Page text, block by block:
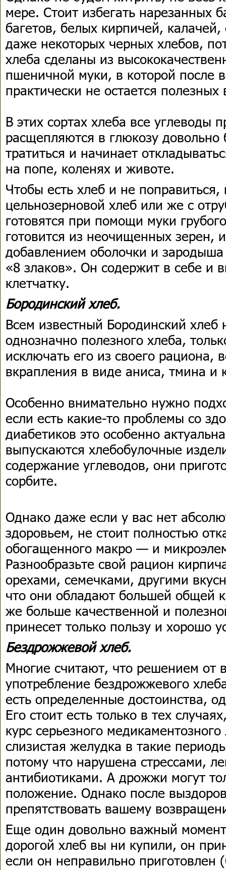
мере. Стоит избегать нарезанных
багетов, белых кирпичей,
даже некоторых черных хлебов,
хлеба сделаны из
пшеничной муки, в которой после
практически не остается полезных
В этих сортах хлеба все углеводы
расщепляются в глюкозу довольно
тратиться и начинает
на попе, коленях и животе.
Чтобы есть хлеб и не
цельнозерновой хлеб или же с
готовятся при помощи муки
готовится из неочищенных зерен,
добавлением оболочки и
«8 злаков». Он содержит в себе и
клетчатку.
Бородинский хлеб.
Всем известный Бородинский хлеб
однозначно полезного хлеба,
исключать его из своего рациона,
вкрапления в виде аниса, тмина и
Особенно внимательно нужно
если есть какие-то проблемы со
диабетиков это особенно
выпускаются хлебобулочные
содержание углеводов, они
сорбите.
Однако даже если у вас нет
здоровьем, не стоит полностью
обогащенного макро — и
Разнообразьте свой рацион
орехами, семечками, другими
что они обладают большей общей
же больше качественной и
принесет только пользу и хорошо
Бездрожжевой хлеб.
Многие считают, что решением от
употребление бездрожжевого
есть определенные достоинства,
Его стоит есть только в тех
курс серьезного
слизистая желудка в такие
потому что нарушена стрессами,
антибиотиками. А дрожжи могут
положение. Однако после
препятствовать вашему
Еще один довольно важный
дорогой хлеб вы ни купили, он
если он неправильно приготовлен